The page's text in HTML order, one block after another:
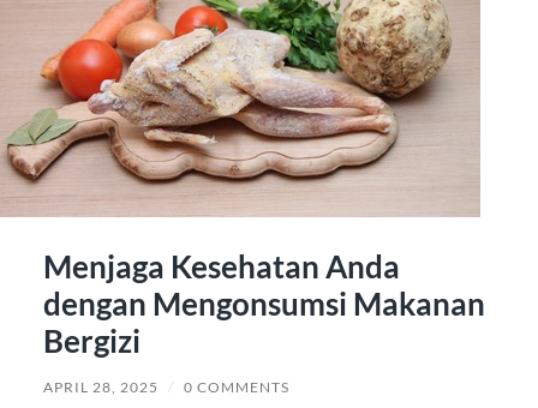
Menjaga Kesehatan Anda
dengan Mengonsumsi Makanan
Bergizi
APRIL 28, 2025 / 0 COMMENTS